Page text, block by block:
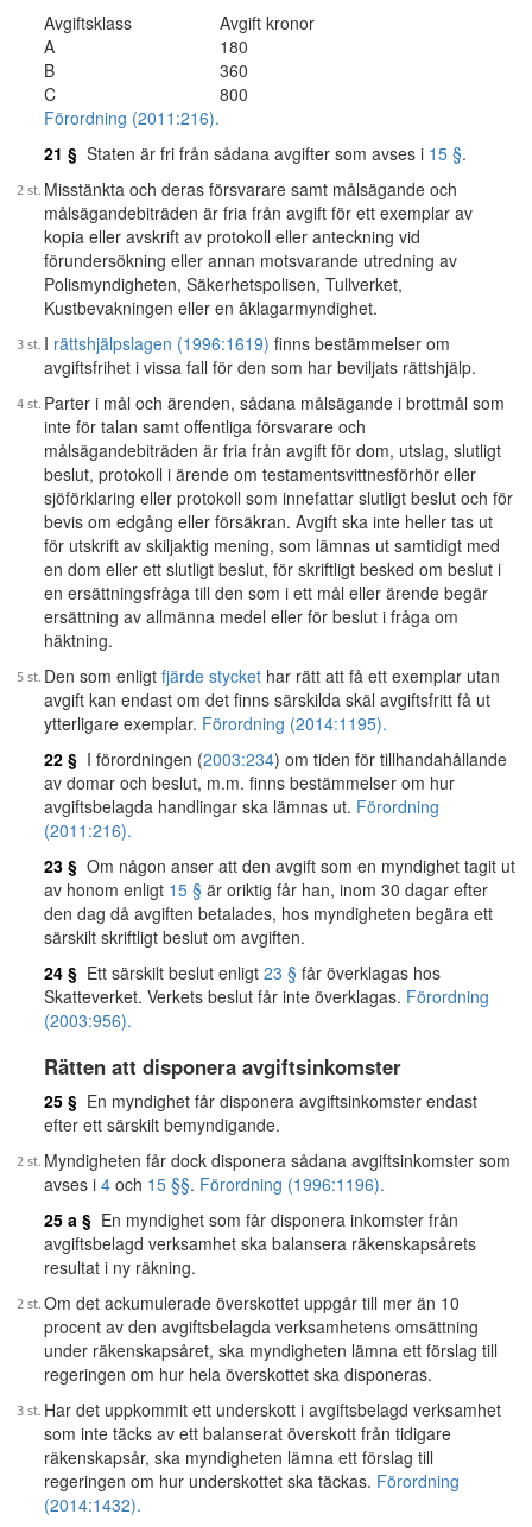
Avgiftsklass
Avgift kronor
A
180
B
360
C
800
Förordning (2011:216).
21 § Staten är fri från sådana avgifter som avses i 15 §.
Misstänkta och deras försvarare samt målsägande och
målsägandebiträden är fria från avgift för ett exemplar av
kopia eller avskrift av protokoll eller anteckning vid
förundersökning eller annan motsvarande utredning av
Polismyndigheten, Säkerhetspolisen, Tullverket,
Kustbevakningen eller en åklagarmyndighet.
I rättshjälpslagen (1996:1619) finns bestämmelser om
avgiftsfrihet i vissa fall för den som har beviljats rättshjälp.
Parter i mål och ärenden, sådana målsägande i brottmål som
inte för talan samt offentliga försvarare och
målsägandebiträden är fria från avgift för dom, utslag, slutligt
beslut, protokoll i ärende om testamentsvittnesförhör eller
sjöförklaring eller protokoll som innefattar slutligt beslut och för
bevis om edgång eller försäkran. Avgift ska inte heller tas ut
för utskrift av skiljaktig mening, som lämnas ut samtidigt med
en dom eller ett slutligt beslut, för skriftligt besked om beslut i
en ersättningsfråga till den som i ett mål eller ärende begär
ersättning av allmänna medel eller för beslut i fråga om
häktning.
Den som enligt fjärde stycket har rätt att få ett exemplar utan
avgift kan endast om det finns särskilda skäl avgiftsfritt få ut
ytterligare exemplar. Förordning (2014:1195).
22 § I förordningen (2003:234) om tiden för tillhandahållande
av domar och beslut, m.m. finns bestämmelser om hur
avgiftsbelagda handlingar ska lämnas ut. Förordning
(2011:216).
23 § Om någon anser att den avgift som en myndighet tagit ut
av honom enligt 15 § är oriktig får han, inom 30 dagar efter
den dag då avgiften betalades, hos myndigheten begära ett
särskilt skriftligt beslut om avgiften.
24 § Ett särskilt beslut enligt 23 § får överklagas hos
Skatteverket. Verkets beslut får inte överklagas. Förordning
(2003:956).
Rätten att disponera avgiftsinkomster
25 § En myndighet får disponera avgiftsinkomster endast
efter ett särskilt bemyndigande.
Myndigheten får dock disponera sådana avgiftsinkomster som
avses i 4 och 15 §§. Förordning (1996:1196).
25 a § En myndighet som får disponera inkomster från
avgiftsbelagd verksamhet ska balansera räkenskapsårets
resultat i ny räkning.
Om det ackumulerade överskottet uppgår till mer än 10
procent av den avgiftsbelagda verksamhetens omsättning
under räkenskapsåret, ska myndigheten lämna ett förslag till
regeringen om hur hela överskottet ska disponeras.
Har det uppkommit ett underskott i avgiftsbelagd verksamhet
som inte täcks av ett balanserat överskott från tidigare
räkenskapsår, ska myndigheten lämna ett förslag till
regeringen om hur underskottet ska täckas. Förordning
(2014:1432).